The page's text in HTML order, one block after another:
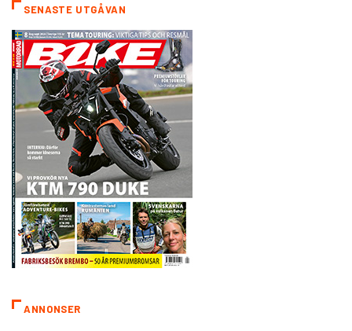
SENASTE UTGÅVAN
ANNONSER